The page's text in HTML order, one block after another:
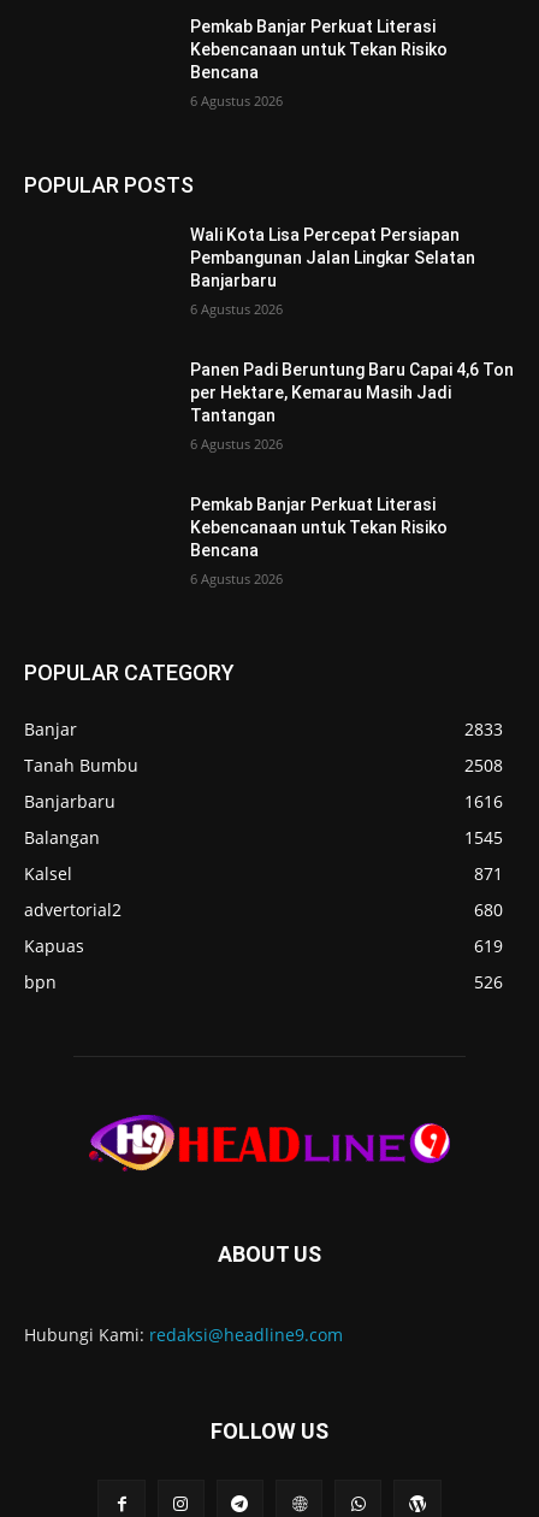
Pemkab Banjar Perkuat Literasi
Kebencanaan untuk Tekan Risiko
Bencana
6 Agustus 2026
POPULAR POSTS
Wali Kota Lisa Percepat Persiapan
Pembangunan Jalan Lingkar Selatan
Banjarbaru
6 Agustus 2026
Panen Padi Beruntung Baru Capai 4,6 Ton
per Hektare, Kemarau Masih Jadi
Tantangan
6 Agustus 2026
Pemkab Banjar Perkuat Literasi
Kebencanaan untuk Tekan Risiko
Bencana
6 Agustus 2026
POPULAR CATEGORY
Banjar
2833
Tanah Bumbu
2508
Banjarbaru
1616
Balangan
1545
Kalsel
871
advertorial2
680
Kapuas
619
bpn
526
ABOUT US
Hubungi Kami: redaksi@headline9.com
FOLLOW US